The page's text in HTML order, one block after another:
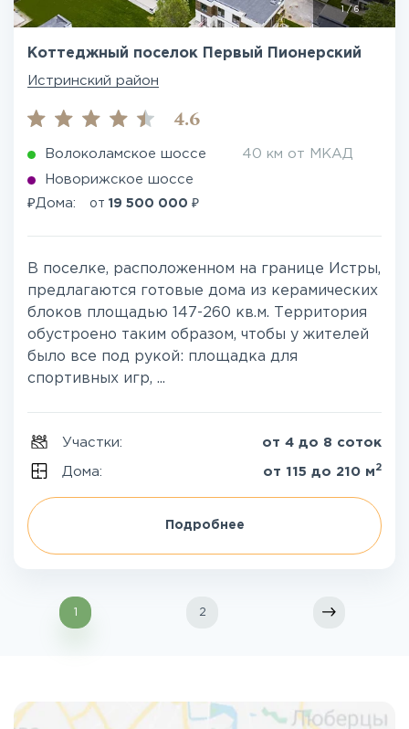
1/6
Коттеджный поселок Первый Пионерский
Истринский район
4.6
Волоколамское шоссе 40 км от МКАД
Новорижское шоссе
₽Дома: от 19 500 000 ₽
В поселке, расположенном на границе Истры,
предлагаются готовые дома из керамических
блоков площадью 147-260 кв.м. Территория
обустроено таким образом, чтобы у жителей
было все под рукой: площадка для
спортивных игр, ...
Участки: от 4 до 8 соток
Дома: от 115 до 210 м 2
Подробнее
1 2